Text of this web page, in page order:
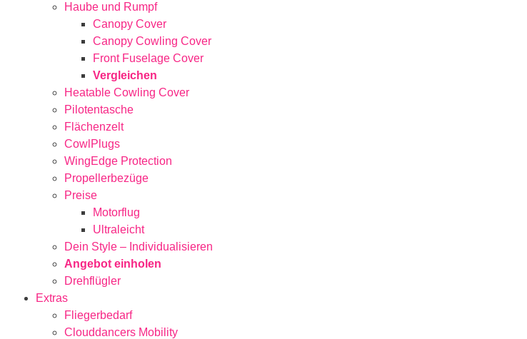
Haube und Rumpf
Canopy Cover
Canopy Cowling Cover
Front Fuselage Cover
Vergleichen
Heatable Cowling Cover
Pilotentasche
Flächenzelt
CowlPlugs
WingEdge Protection
Propellerbezüge
Preise
Motorflug
Ultraleicht
Dein Style – Individualisieren
Angebot einholen
Drehflügler
Extras
Fliegerbedarf
Clouddancers Mobility